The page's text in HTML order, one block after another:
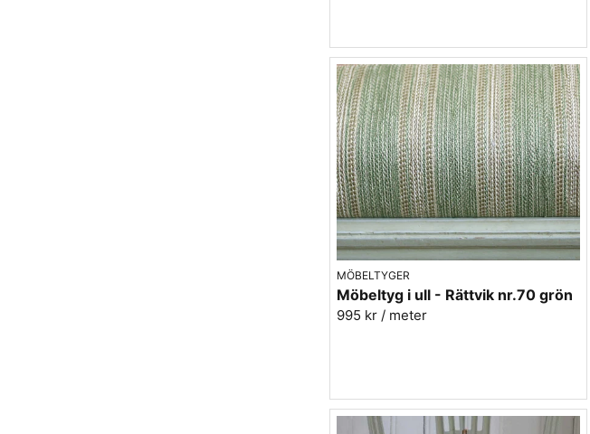
Ja, linnetyg kan vara mycket slitstarkt och passar bra till soffor och
slitstyrkan, som anges i Martindale. Hos Broarne finns linnetyger som
MÖBELTYGER
Möbeltyg i ull - Rättvik nr.70 grön
995 kr / meter